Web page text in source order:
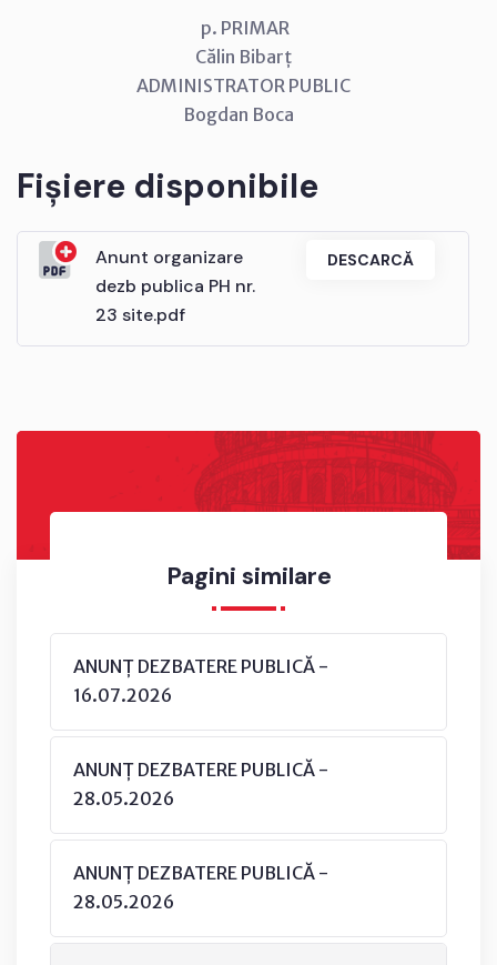
Pagini similare
ANUNȚ DEZBATERE PUBLICĂ -
16.07.2026
ANUNȚ DEZBATERE PUBLICĂ -
28.05.2026
ANUNȚ DEZBATERE PUBLICĂ -
28.05.2026
p. PRIMAR
Călin Bibarț
ADMINISTRATOR PUBLIC
Bogdan Boca
Fișiere disponibile
Anunt organizare
dezb publica PH nr.
23 site.pdf
DESCARCĂ